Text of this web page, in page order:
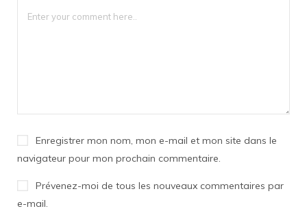
Enregistrer mon nom, mon e-mail et mon site dans le
navigateur pour mon prochain commentaire.
Prévenez-moi de tous les nouveaux commentaires par
e-mail.